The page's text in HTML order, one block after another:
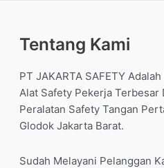
Tentang Kami
PT JAKARTA SAFETY
Alat Safety Pekerja
Peralatan Safety Tangan
Glodok Jakarta Barat.
Sudah Melayani Pelanggan